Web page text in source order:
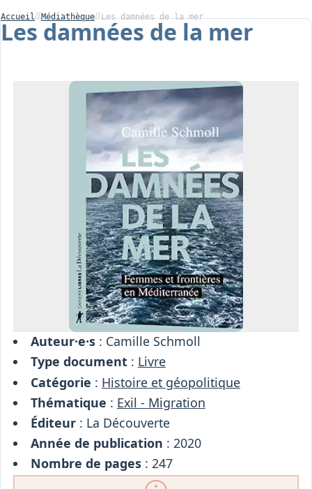
Centre de Soin
Interprétariat
Ressources
Accueil Médiathèque Les damnées de la mer
Les damnées de la mer
Auteur·e·s: Camille Schmoll
Type document: Livre
Catégorie : Histoire et géopolitique
Thématique : Exil - Migration
Éditeur: La Découverte
Année de publication : 2020
Nombre de pages: 247